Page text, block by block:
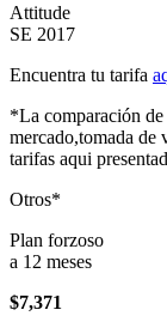
Attitude
SE 2017
Encuentra tu tarifa
*La comparación de
mercado,tomada de
tarifas aqui
Otros*
Plan forzoso
a 12 meses
$7,371